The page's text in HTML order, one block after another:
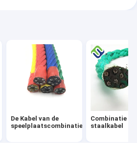
schommel
de speelplaatskabel
Beklimmen
De Kabel van de
speelplaatscombinatie
Combinatie
staalkabel